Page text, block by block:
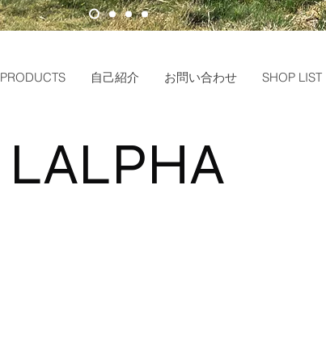
PRODUCTS 自己紹介 お問い合わせ SHOP LIST
LALPHA